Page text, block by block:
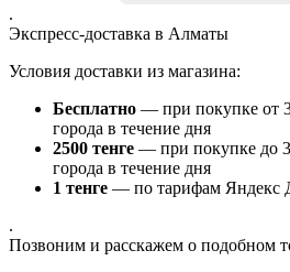
.
Экспресс-доставка в Алматы
Условия доставки из магазина:
Бесплатно — при покупке от
города в течение дня
2500 тенге — при покупке до
города в течение дня
1 тенге — по тарифам Яндекс
.
Позвоним и расскажем о подобном